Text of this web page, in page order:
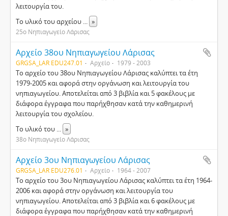
λειτουργία του.
Το υλικό του αρχείου ... »
25ο Νηπιαγωγείο Λάρισας
Αρχείο 38ου Νηπιαγωγείου Λάρισας
GRGSA_LAR EDU247.01 Αρχείο 1979 - 2003
Το αρχείο του 38ου Νηπιαγωγείου Λάρισας καλύπτει τα έτη
1979-2005 και αφορά στην οργάνωση και λειτουργία του
νηπιαγωγείου. Αποτελείται από 3 βιβλία και 5 φακέλους με
διάφορα έγγραφα που παρήχθησαν κατά την καθημερινή
λειτουργία του σχολείου.
Το υλικό του ... »
38ο Νηπιαγωγείο Λάρισας
Αρχείο 3ου Νηπιαγωγείου Λάρισας
GRGSA_LAR EDU276.01 Αρχείο 1964 - 2007
Το αρχείο του 3ου Νηπιαγωγείου Λάρισας καλύπτει τα έτη 1964-
2006 και αφορά στην οργάνωση και λειτουργία του
νηπιαγωγείου. Αποτελείται από 3 βιβλία και 6 φακέλους με
διάφορα έγγραφα που παρήχθησαν κατά την καθημερινή